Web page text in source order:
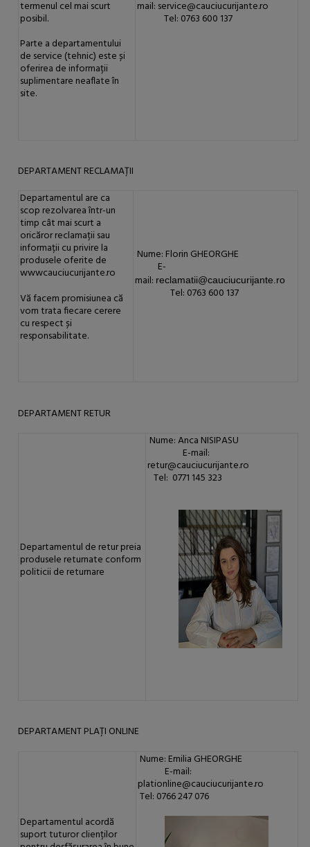
termenul cel mai scurt
posibil.
Parte a departamentului
de service (tehnic) este și
oferirea de informații
suplimentare neaflate în
site.
mail: service@cauciucurijante.ro
Tel: 0763 600 137
DEPARTAMENT RECLAMAȚII
Departamentul are ca
scop rezolvarea într-un
timp cât mai scurt a
oricăror reclamații sau
informații cu privire la
produsele oferite de
wwwcauciucurijante.ro
Vă facem promisiunea că
vom trata fiecare cerere
cu respect și
responsabilitate.
Nume: Florin GHEORGHE
E-
mail: reclamatii@cauciucurijante.ro
Tel: 0763 600 137
DEPARTAMENT RETUR
Departamentul de retur preia
produsele returnate conform
politicii de returnare
Nume: Anca NISIPASU
E-mail:
retur@cauciucurijante.ro
Tel: 0771 145 323
DEPARTAMENT PLAȚI ONLINE
Departamentul acordă
suport tuturor clienților
Nume: Emilia GHEORGHE
E-mail:
plationline@cauciucurijante.ro
Tel: 0766 247 076